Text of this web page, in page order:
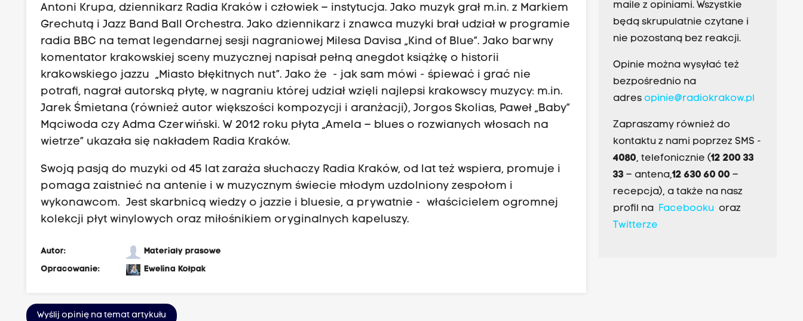
Antoni Krupa, dziennikarz Radia Kraków i człowiek – instytucja. Jako muzyk grał m.in. z Markiem
Grechutą i Jazz Band Ball Orchestra. Jako dziennikarz i znawca muzyki brał udział w programie
radia BBC na temat legendarnej sesji nagraniowej Milesa Davisa „Kind of Blue”. Jako barwny
komentator krakowskiej sceny muzycznej napisał pełną anegdot książkę o historii
krakowskiego jazzu „Miasto błękitnych nut”. Jako że - jak sam mówi - śpiewać i grać nie
potrafi, nagrał autorską płytę, w nagraniu której udział wzięli najlepsi krakowscy muzycy: m.in.
Jarek Śmietana (również autor większości kompozycji i aranżacji), Jorgos Skolias, Paweł „Baby”
Mąciwoda czy Adma Czerwiński. W 2012 roku płyta „Amela – blues o rozwianych włosach na
wietrze” ukazała się nakładem Radia Kraków.
Swoją pasją do muzyki od 45 lat zaraża słuchaczy Radia Kraków, od lat też wspiera, promuje i
pomaga zaistnieć na antenie i w muzycznym świecie młodym uzdolniony zespołom i
wykonawcom. Jest skarbnicą wiedzy o jazzie i bluesie, a prywatnie - właścicielem ogromnej
kolekcji płyt winylowych oraz miłośnikiem oryginalnych kapeluszy.
Autor:
Materiały prasowe
Opracowanie:
Ewelina Kołpak
Wyślij opinię na temat artykułu
maile z opiniami. Wszystkie
będą skrupulatnie czytane i
nie pozostaną bez reakcji.
Opinie można wysyłać też
bezpośrednio na
adres opinie@radiokrakow.pl
Zapraszamy również do
kontaktu z nami poprzez SMS -
4080, telefonicznie (12 200 33
33– antena,12 630 60 00 –
recepcja), a także na nasz
profil na Facebookuoraz
Twitterze